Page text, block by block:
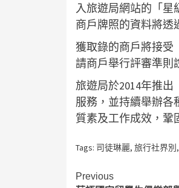
入旅遊局網站的「星
商戶牌照的資料將透
獲取錄的商戶將接受
請商戶舉行評審準則
旅遊局於2014年推
服務，並持續舉辦各
質素及工作成效，鞏
Tags: 司徒琳麗, 旅行社界別,
Continue
Previous